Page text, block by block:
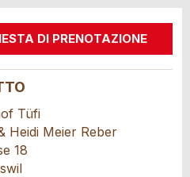
DI PRENOTAZIONE
Tüfi
Heidi Meier Reber
18